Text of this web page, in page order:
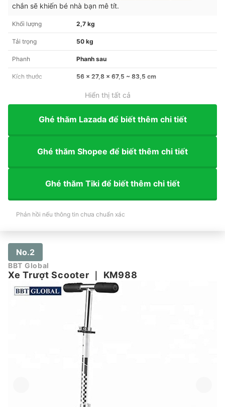
chắn sẽ khiến bé nhà bạn mê tít.
Khối lượng 2,7 kg
Tải trọng 50 kg
Phanh Phanh sau
Kích thước 56 x 27,8 x 67,5 ~ 83,5 cm
Hiển thị tất cả
Ghé thăm Lazada để biết thêm chi tiết
Ghé thăm Shopee để biết thêm chi tiết
Ghé thăm Tiki để biết thêm chi tiết
Phản hồi nếu thông tin chưa chuẩn xác
No.2
BBT Global
Xe Trượt Scooter KM988